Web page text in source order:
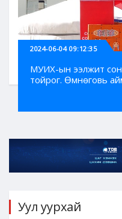
2024-06-04 09:12:35
МУИХ-ын ээлжит
тойрог. Өмнөговь
Уул уурхай